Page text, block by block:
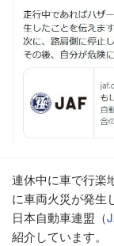
連休中に車で行楽
に車両火災が発生
日本自動車連盟（
紹介しています。